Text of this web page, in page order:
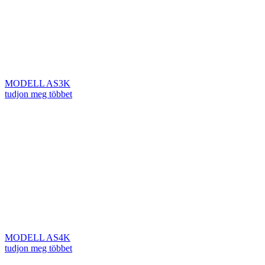
MODELL AS3K
tudjon meg többet
MODELL AS4K
tudjon meg többet